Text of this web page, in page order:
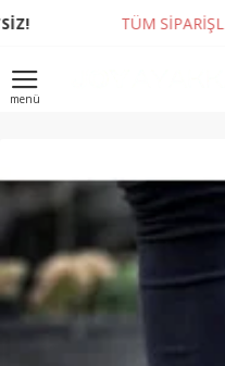
TÜM SİPARİŞLERİNİZE